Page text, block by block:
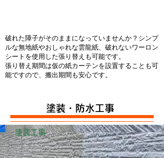
破れた障子がそのままになっていませんか？シンプ
ルな無地紙やおしゃれな雲龍紙、破れないワーロン
シートを使用した張り替えも可能です。
張り替え期間は仮の紙カーテンを設置することも可
能ですので、搬出期間も安心です。
​塗装・防水工事
塗装工事